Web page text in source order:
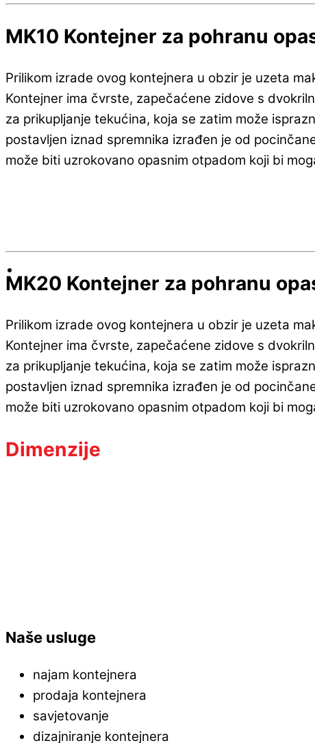
MK10 Kontejner za pohranu
Prilikom izrade ovog kontejnera u obzir je uzeta
Kontejner ima čvrste, zapečaćene zidove s
za prikupljanje tekućina, koja se zatim može
postavljen iznad spremnika izrađen je od
može biti uzrokovano opasnim otpadom koji bi
MK20 Kontejner za pohranu
Prilikom izrade ovog kontejnera u obzir je uzeta
Kontejner ima čvrste, zapečaćene zidove s
za prikupljanje tekućina, koja se zatim može
postavljen iznad spremnika izrađen je od
može biti uzrokovano opasnim otpadom koji bi
Dimenzije
Naše usluge
najam kontejnera
prodaja kontejnera
savjetovanje
dizajniranje kontejnera